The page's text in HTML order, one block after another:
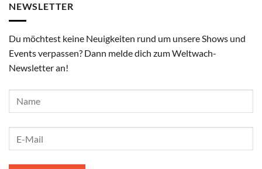
NEWSLETTER
Du möchtest keine Neuigkeiten rund um unsere Shows und
Events verpassen? Dann melde dich zum Weltwach-
Newsletter an!